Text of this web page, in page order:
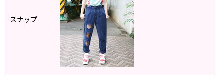
スナップ